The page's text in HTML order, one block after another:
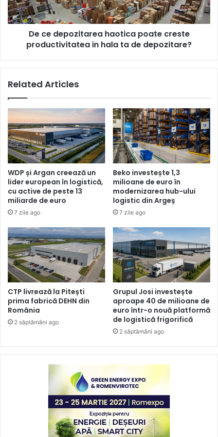
productivitatea
in
hala
De ce depozitarea haotica poate creste
productivitatea in hala ta de depozitare?
Related Articles
WDP și Argan creează un
lider european în logistică,
cu active de peste 13
miliarde de euro
7 zile ago
Beko investește 1,3
milioane de euro în
modernizarea hub-ului
logistic din Argeș
7 zile ago
CTP livrează la Pitești
prima fabrică DEHN din
România
2 săptămâni ago
Grupul Josi investește
aproape 40 de milioane de
euro într-o nouă platformă
de logistică frigorifică
2 săptămâni ago